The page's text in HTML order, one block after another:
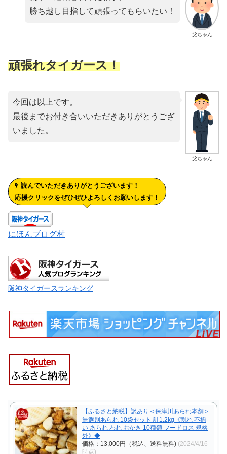
父ちゃん
勝ち越し目指して頑張ってもらいたい！
頑張れタイガース！
父ちゃん
今回は以上です。
最後までお付き合いいただきありがとうござ
いました。
読んでいただきありがとうございます！
応援クリックをぜひぜひよろしくお願いします！
にほんブログ村
阪神タイガースランキング
【ふるさと納税】訳あり＜保津川あられ本舗＞
無選別あられ 10袋セット 計1.2kg《割れ 不揃
い あられ われ おかき 10種類 フードロス 規格
外》◆
価格：13,000円（税込、送料無料) (2024/4/16
時点)